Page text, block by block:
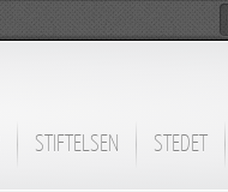
STIFTELSEN STEDET